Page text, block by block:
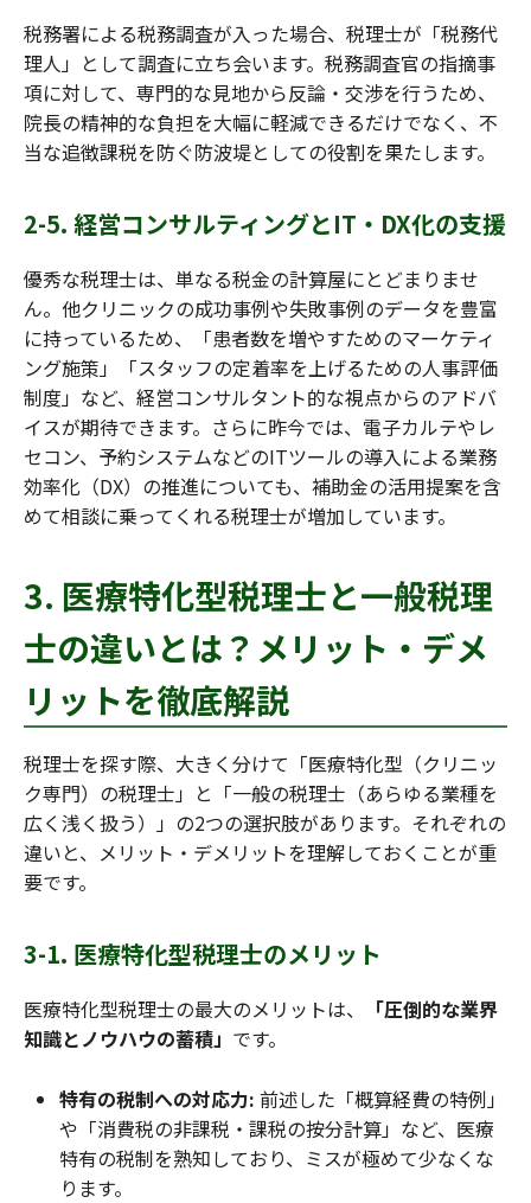
税務署による税務調査が入った場合、税理士が「税務代
理人」として調査に立ち会います。税務調査官の指摘事
項に対して、専門的な見地から反論・交渉を行うため、
院長の精神的な負担を大幅に軽減できるだけでなく、不
当な追徴課税を防ぐ防波堤としての役割を果たします。
2-5. 経営コンサルティングとIT・DX化の支援
優秀な税理士は、単なる税金の計算屋にとどまりませ
ん。他クリニックの成功事例や失敗事例のデータを豊富
に持っているため、「患者数を増やすためのマーケティ
ング施策」「スタッフの定着率を上げるための人事評価
制度」など、経営コンサルタント的な視点からのアドバ
イスが期待できます。さらに昨今では、電子カルテやレ
セコン、予約システムなどのITツールの導入による業務
効率化（DX）の推進についても、補助金の活用提案を含
めて相談に乗ってくれる税理士が増加しています。
3. 医療特化型税理士と一般税理
士の違いとは？メリット・デメ
リットを徹底解説
税理士を探す際、大きく分けて「医療特化型（クリニッ
ク専門）の税理士」と「一般の税理士（あらゆる業種を
広く浅く扱う）」の2つの選択肢があります。それぞれの
違いと、メリット・デメリットを理解しておくことが重
要です。
3-1. 医療特化型税理士のメリット
医療特化型税理士の最大のメリットは、
「圧倒的な業界
知識とノウハウの蓄積」 です。
特有の税制への対応力: 前述した「概算経費の特例」
や「消費税の非課税・課税の按分計算」など、医療
特有の税制を熟知しており、ミスが極めて少なくな
ります。